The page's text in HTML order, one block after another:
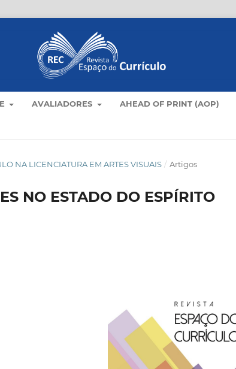
AVALIADORES AHEAD OF PRINT (AOP)
NA LICENCIATURA EM ARTES VISUAIS / Artigos
NO ESTADO DO ESPÍRITO